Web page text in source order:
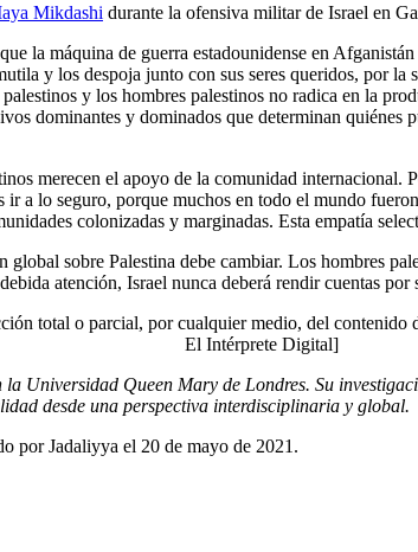
Mikdashi durante la ofensiva militar de Israel en
la máquina de guerra estadounidense en
y los despoja junto con sus seres queridos, por
y los hombres palestinos no radica en la
dominantes y dominados que determinan quiénes
merecen el apoyo de la comunidad internacional.
ir a lo seguro, porque muchos en todo el mundo
colonizadas y marginadas. Esta empatía
global sobre Palestina debe cambiar. Los hombres
atención, Israel nunca deberá rendir cuentas por
total o parcial, por cualquier medio, del contenido
El Intérprete Digital]
la Universidad Queen Mary de Londres. Su
desde una perspectiva interdisciplinaria y global.
por Jadaliyya el 20 de mayo de 2021.